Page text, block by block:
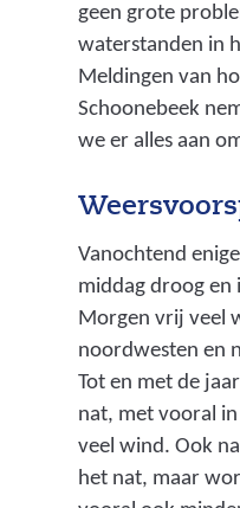
geen grote
waterstanden in
Meldingen van
Schoonebeek
we er alles aan
Vanochtend
middag droog en
Morgen vrij veel
noordwesten en
Tot en met de
nat, met vooral
veel wind. Ook
het nat, maar